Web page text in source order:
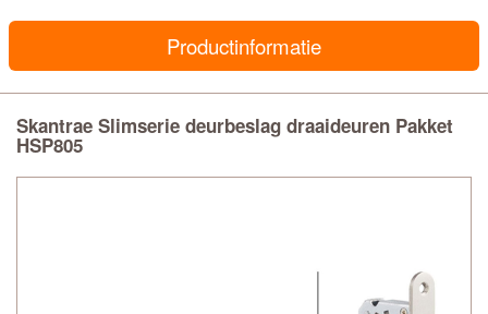
Productinformatie
Skantrae Slimserie deurbeslag draaideuren Pakket
HSP805